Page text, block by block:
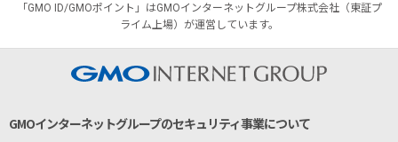
「GMO ID/GMOポイント」はGMOインターネットグループ株式会社（東証プ
ライム上場）が運営しています。
GMOインターネットグループのセキュリティ事業について